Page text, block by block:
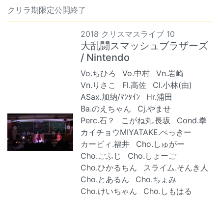
クリラ期限定公開終了
2018 クリスマスライブ 10
大乱闘スマッシュブラザーズ
/ Nintendo
Vo.ちひろ Vo.中村
Vn.岩崎
Vn.りさこ
Fl.高佐
Cl.小林(由)
ASax.加納/ﾏﾝﾀｲﾝ
Hr.浦田
Ba.のえちゃん
Cj.やませ
Perc.石？
こがね丸.長坂
Cond.拳
カイチョウMIYATAKE.ぺっきー
カービィ.福井
Cho.しゅがー
Cho.ごふじ
Cho.しょーご
Cho.ひかるちん
スライム.そんき人
Cho.とあるん
Cho.ちょみ
Cho.けいちゃん
Cho.しもはる